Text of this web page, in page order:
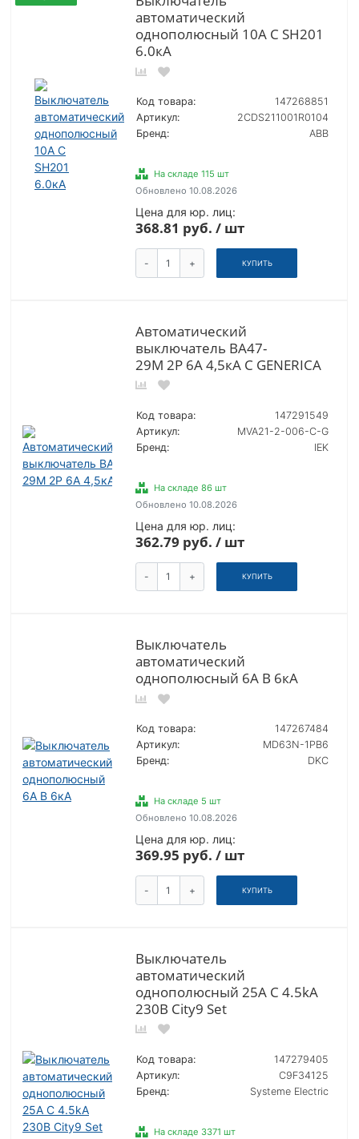
автоматический
однополюсный 10A С SH201
6.0кА
Код товара:
147268851
Артикул:
2CDS211001R0104
Бренд:
ABB
На складе 115 шт
Обновлено 10.08.2026
Цена для юр. лиц:
368.81 руб. / шт
- + КУПИТЬ
Автоматический
выключатель ВА47-
29М 2P 6А 4,5кА C GENERICA
Код товара:
147291549
Артикул:
MVA21-2-006-C-G
Бренд:
IEK
На складе 86 шт
Обновлено 10.08.2026
Цена для юр. лиц:
362.79 руб. / шт
- + КУПИТЬ
Выключатель
автоматический
однополюсный 6А B 6кА
Код товара:
147267484
Артикул:
MD63N-1PB6
Бренд:
DKC
На складе 5 шт
Обновлено 10.08.2026
Цена для юр. лиц:
369.95 руб. / шт
- + КУПИТЬ
Выключатель
автоматический
однополюсный 25А С 4.5kA
230В City9 Set
Код товара:
147279405
Артикул:
C9F34125
Бренд:
Systeme Electric
На складе 3371 шт